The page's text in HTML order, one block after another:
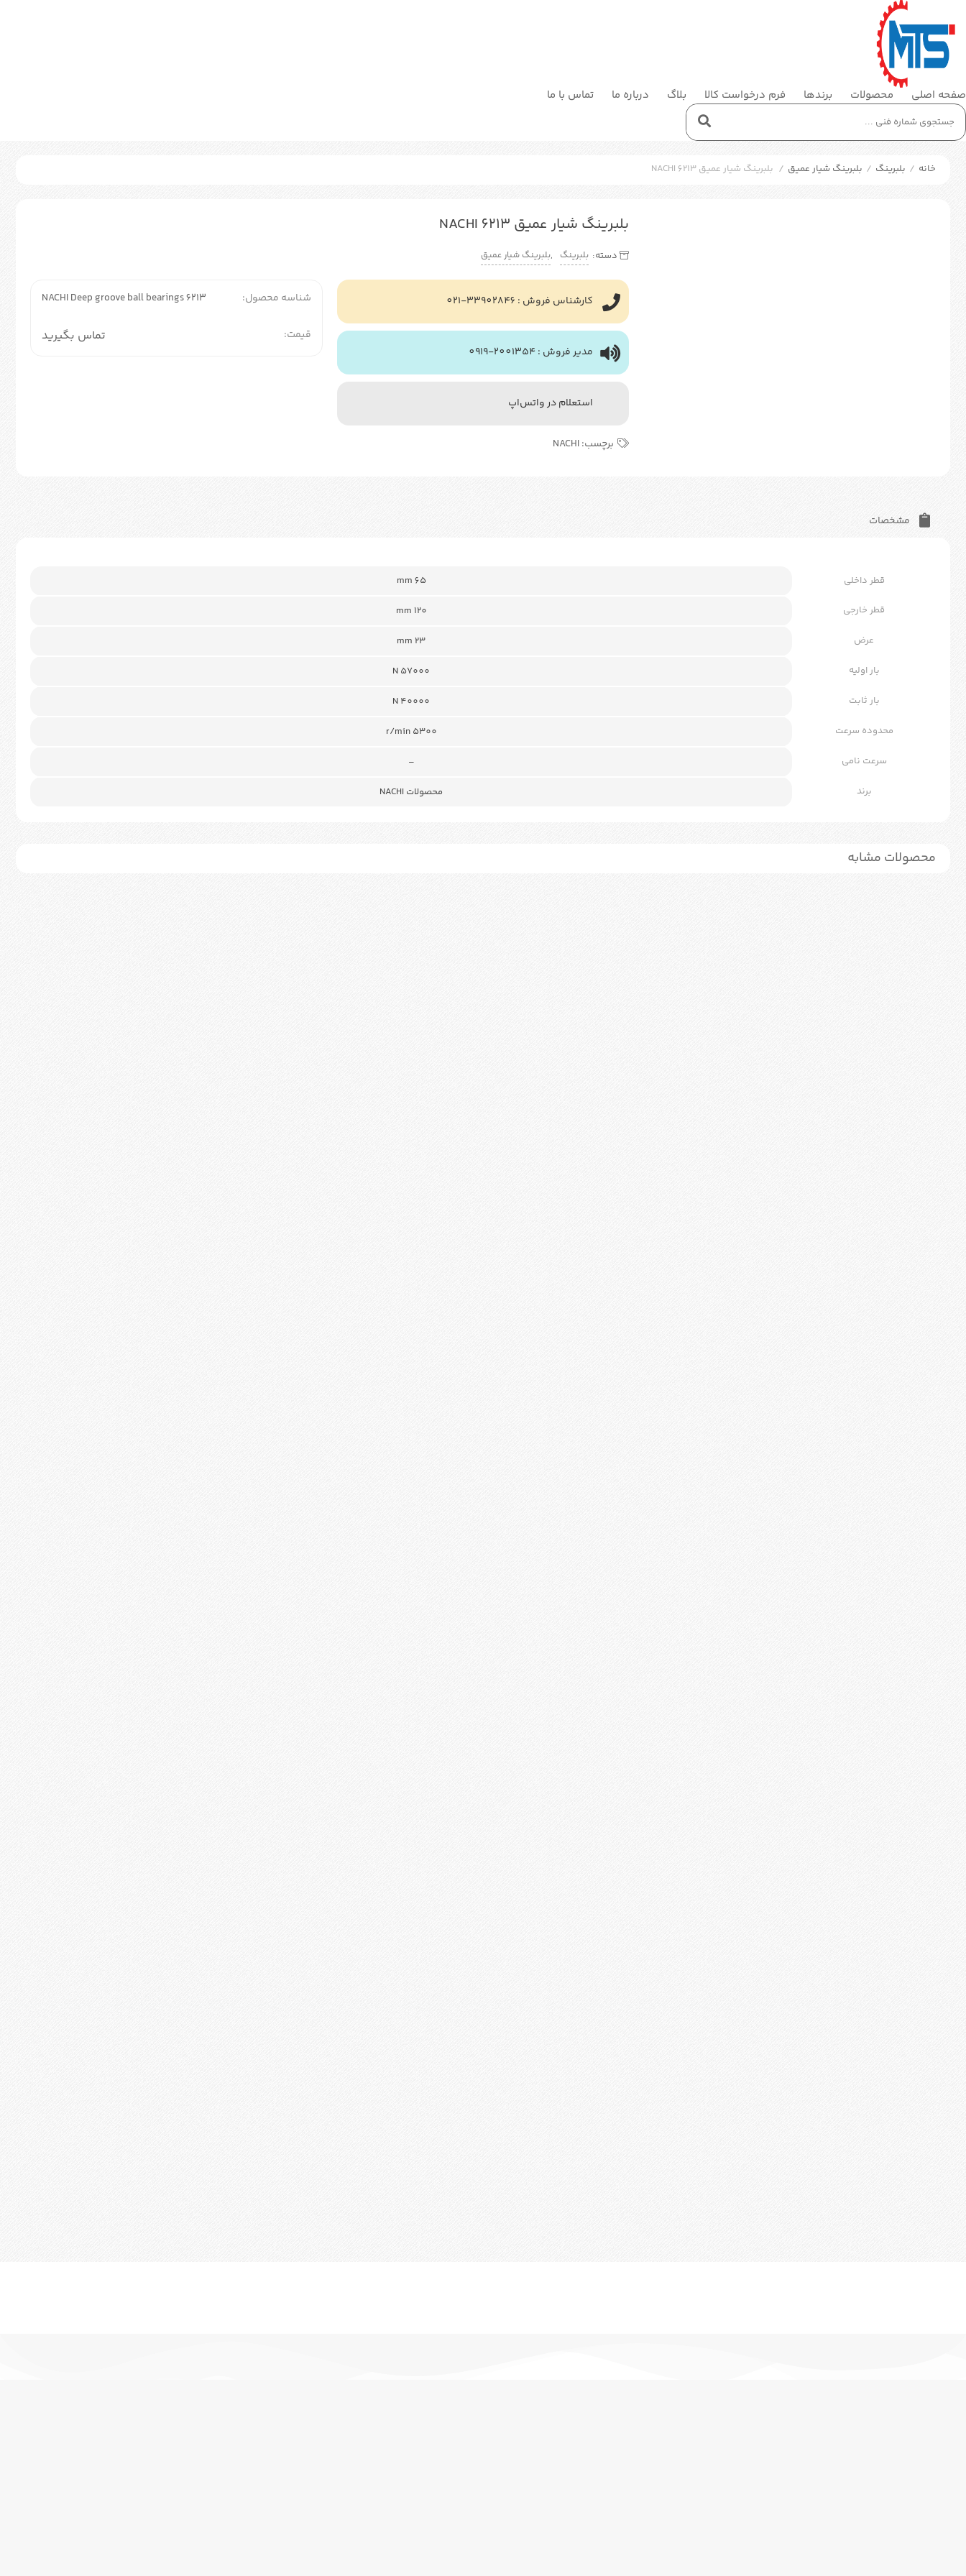
صفحه اصلی محصولات برندها فرم درخواست کالا بلاگ درباره ما تماس با ما
خانه / بلبرینگ / بلبرینگ شیار عمیق / بلبرینگ شیار عمیق NACHI 6213
بلبرینگ شیار عمیق NACHI 6213
دسته: بلبرینگ ,بلبرینگ شیار عمیق
کارشناس فروش : 33902846-021
مدیر فروش : 2001354-0919
استعلام در واتس‌اپ
برچسب:NACHI
شناسه محصول: NACHI Deep groove ball bearings 6213
قیمت: تماس بگیرید
مشخصات
قطر داخلی mm 65
قطر خارجی mm 120
عرض mm 23
بار اولیه N 57000
بار ثابت N 40000
محدوده سرعت r/min 5300
سرعت نامی –
برند محصولات NACHI
محصولات مشابه